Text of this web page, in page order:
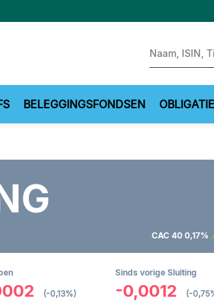
BELEGGINGSFONDSEN
CAC 40 0,17%
(-0,13%)
Sinds vorige Sluiting
-0,0012 (-